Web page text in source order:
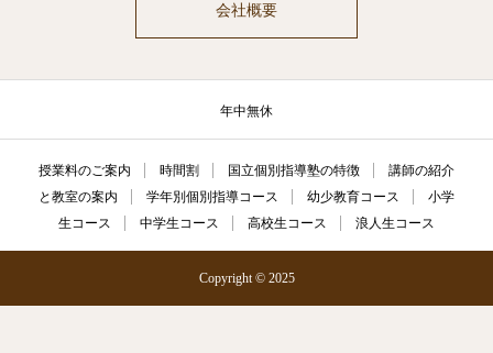
会社概要
年中無休
授業料のご案内 時間割 国立個別指導塾の特徴
講師の紹介
と教室の案内
学年別個別指導コース 幼少教育コース
小学
生コース
中学生コース 高校生コース 浪人生コース
Copyright © 2025